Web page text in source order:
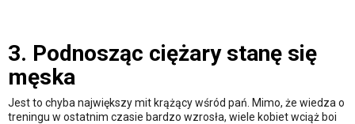
3. Podnosząc ciężary stanę się
męska
Jest to chyba największy mit krążący wśród pań. Mimo, że wiedza o
treningu w ostatnim czasie bardzo wzrosła, wiele kobiet wciąż boi